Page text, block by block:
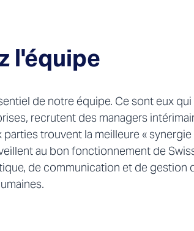
l'équipe
de notre équipe. Ce sont eux qui
recrutent des managers
trouvent la meilleure « synergie
au bon fonctionnement de
de communication et de gestion